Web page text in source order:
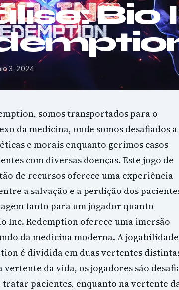
Bio
3, 2024
somos transportados para o
da medicina, onde somos desafiados a
e morais enquanto gerimos casos
com diversas doenças. Este jogo de
de recursos oferece uma experiência
a salvação e a perdição dos
tanto para um jogador quanto
Inc. Redemption oferece uma imersão
da medicina moderna. A
é dividida em duas vertentes
vertente da vida, os jogadores são
tratar pacientes, enquanto na vertente